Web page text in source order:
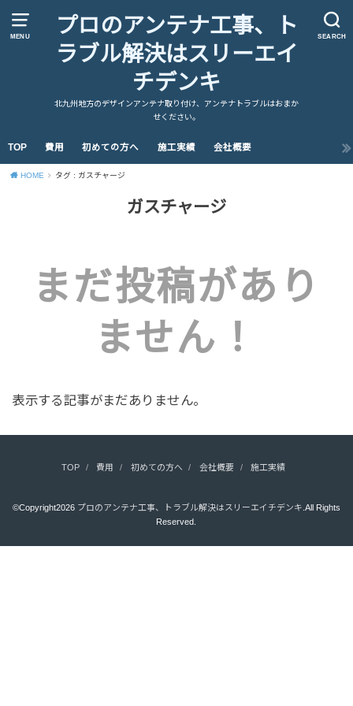
MENU SEARCH
プロのアンテナ工事、ト
ラブル解決はスリーエイ
チデンキ
北九州地方のデザインアンテナ取り付け、アンテナトラブルはおまか
せください。
TOP 費用 初めての方へ 施工実績 会社概要
HOME タグ : ガスチャージ
ガスチャージ
まだ投稿があり
ません！
表示する記事がまだありません。
TOP 費用 初めての方へ 会社概要 施工実績
©Copyright2026 プロのアンテナ工事、トラブル解決はスリーエイチデンキ .All Rights
Reserved.